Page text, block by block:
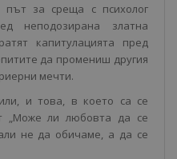
път за среща с психолог
неподозирана златна
капитулацията пред
да промениш другия
мечти.
и това, в което са се
„Може ли любовта да се
не да обичаме, а да се